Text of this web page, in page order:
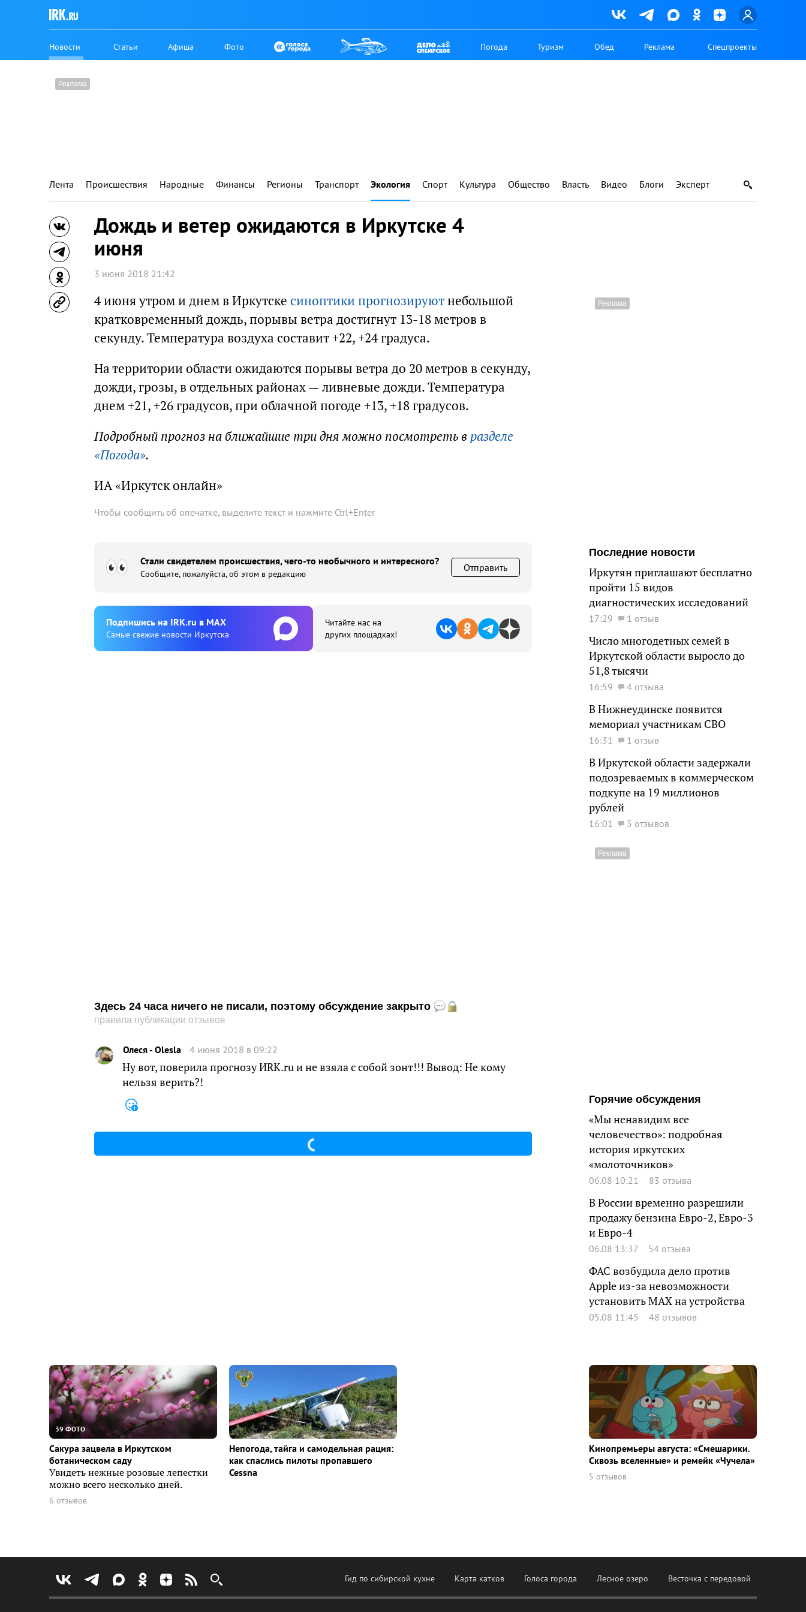
Новости Статьи Афиша Фото Погода Туризм Обед Реклама Спецпроекты
Лента Происшествия Народные Финансы Регионы Транспорт Экология Спорт Культура Общество Власть Видео Блоги Эксперт
Дождь и ветер ожидаются в Иркутске 4
июня
3 июня 2018 21:42
4 июня утром и днем в Иркутске синоптики прогнозируютнебольшой
кратковременный дождь, порывы ветра достигнут 13-18 метров в
секунду. Температура воздуха составит +22, +24 градуса.
На территории области ожидаются порывы ветра до 20 метров в секунду,
дожди, грозы, в отдельных районах — ливневые дожди. Температура
днем +21, +26 градусов, при облачной погоде +13, +18 градусов.
Подробный прогноз на ближайшие три дня можно посмотреть в разделе
«Погода».
ИА «Иркутск онлайн»
Чтобы сообщить об опечатке, выделите текст и нажмите Ctrl+Enter
Стали свидетелем происшествия, чего-то необычного и интересного?
Сообщите, пожалуйста, об этом в редакцию
Отправить
Подпишиcь на IRK.ru в MAX
Cамые свежие новости Иркутска
Читайте нас на
других площадках!
Здесь 24 часа ничего не писали, поэтому обсуждение закрыто
правила публикации отзывов
Олеся - Olesla 4 июня 2018 в 09:22
Ну вот, поверила прогнозу ИRK.ru и не взяла с собой зонт!!! Вывод: Не кому
нельзя верить?!
Последние новости
Иркутян приглашают бесплатно
пройти 15 видов
диагностических исследований
17:29 1 отзыв
Число многодетных семей в
Иркутской области выросло до
51,8 тысячи
16:59 4 отзыва
В Нижнеудинске появится
мемориал участникам СВО
16:31 1 отзыв
В Иркутской области задержали
подозреваемых в коммерческом
подкупе на 19 миллионов
рублей
16:01 5 отзывов
Горячие обсуждения
«Мы ненавидим все
человечество»: подробная
история иркутских
«молоточников»
06.08 10:21 83 отзыва
В России временно разрешили
продажу бензина Евро-2, Евро-3
и Евро-4
06.08 13:37 54 отзыва
ФАС возбудила дело против
Apple из-за невозможности
установить MAX на устройства
05.08 11:45 48 отзывов
39 ФОТО
Сакура зацвела в Иркутском
ботаническом саду
Увидеть нежные розовые лепестки
можно всего несколько дней.
6 отзывов
Непогода, тайга и самодельная рация:
как спаслись пилоты пропавшего
Cessna
Кинопремьеры августа: «Смешарики.
Сквозь вселенные» и ремейк «Чучела»
5 отзывов
Гид по сибирской кухне Карта катков Голоса города Лесное озеро Весточка с передовой